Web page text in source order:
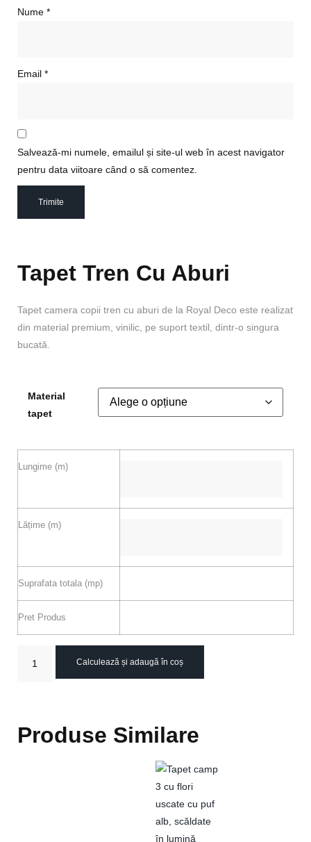
Nume *
Email *
Salvează-mi numele, emailul și site-ul web în acest navigator
pentru data viitoare când o să comentez.
Tapet Tren Cu Aburi
Tapet camera copii tren cu aburi de la Royal Deco este realizat
din material premium, vinilic, pe suport textil, dintr-o singura
bucată.
Material
tapet
Lungime (m)
Lățime (m)
Suprafata totala (mp)
Pret Produs
Calculează și adaugă în coș
Produse Similare